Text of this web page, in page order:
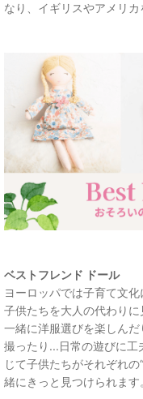
なり、イギリスやアメリカ
ベストフレンド ドール
ヨーロッパでは子育て文
子供たちを大人の代わりに
一緒に洋服選びを楽しん
撮ったり...日常の遊びに工
じて子供たちがそれぞれ
緒にきっと見つけられます